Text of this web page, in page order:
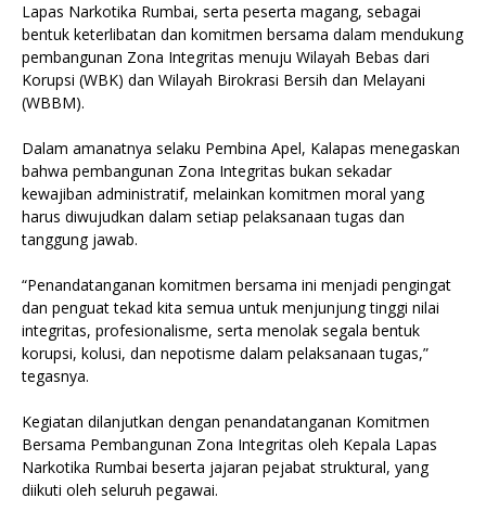
Lapas Narkotika Rumbai, serta peserta magang, sebagai
bentuk keterlibatan dan komitmen bersama dalam mendukung
pembangunan Zona Integritas menuju Wilayah Bebas dari
Korupsi (WBK) dan Wilayah Birokrasi Bersih dan Melayani
(WBBM).
Dalam amanatnya selaku Pembina Apel, Kalapas menegaskan
bahwa pembangunan Zona Integritas bukan sekadar
kewajiban administratif, melainkan komitmen moral yang
harus diwujudkan dalam setiap pelaksanaan tugas dan
tanggung jawab.
“Penandatanganan komitmen bersama ini menjadi pengingat
dan penguat tekad kita semua untuk menjunjung tinggi nilai
integritas, profesionalisme, serta menolak segala bentuk
korupsi, kolusi, dan nepotisme dalam pelaksanaan tugas,”
tegasnya.
Kegiatan dilanjutkan dengan penandatanganan Komitmen
Bersama Pembangunan Zona Integritas oleh Kepala Lapas
Narkotika Rumbai beserta jajaran pejabat struktural, yang
diikuti oleh seluruh pegawai.